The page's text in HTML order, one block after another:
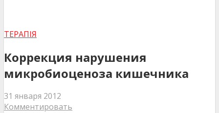
ТЕРАПІЯ
Коррекция нарушения
микробиоценоза кишечника
31 января 2012
Комментировать